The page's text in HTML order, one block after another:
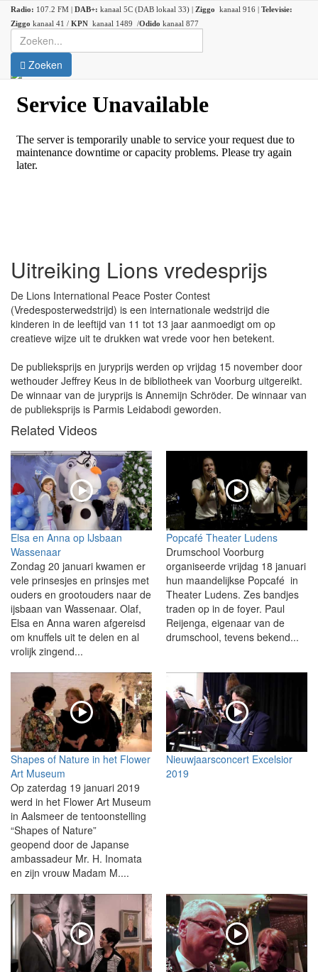
Radio: 107.2 FM | DAB+: kanaal 5C (DAB lokaal 33) | Ziggo kanaal 916 | Televisie:
Ziggo kanaal 41 / KPN kanaal 1489 /Odido kanaal 877
Zoeken
Uitreiking Lions vredesprijs
De Lions International Peace Poster Contest
(Vredesposterwedstrijd) is een internationale wedstrijd die
kinderen in de leeftijd van 11 tot 13 jaar aanmoedigt om op
creatieve wijze uit te drukken wat vrede voor hen betekent.
De publieksprijs en juryprijs werden op vrijdag 15 november door
wethouder Jeffrey Keus in de bibliotheek van Voorburg uitgereikt.
De winnaar van de juryprijs is Annemijn Schröder. De winnaar van
de publieksprijs is Parmis Leidabodi geworden.
Related Videos
Elsa en Anna op IJsbaan
Wassenaar
Zondag 20 januari kwamen er
vele prinsesjes en prinsjes met
ouders en grootouders naar de
ijsbaan van Wassenaar. Olaf,
Elsa en Anna waren afgereisd
om knuffels uit te delen en al
vrolijk zingend...
Popcafé Theater Ludens
Drumschool Voorburg
organiseerde vrijdag 18 januari
hun maandelijkse Popcafé in
Theater Ludens. Zes bandjes
traden op in de foyer. Paul
Reijenga, eigenaar van de
drumschool, tevens bekend...
Shapes of Nature in het Flower
Art Museum
Op zaterdag 19 januari 2019
werd in het Flower Art Museum
in Aalsmeer de tentoonstelling
“Shapes of Nature”
geopend door de Japanse
ambassadeur Mr. H. Inomata
en zijn vrouw Madam M....
Nieuwjaarsconcert Excelsior
2019